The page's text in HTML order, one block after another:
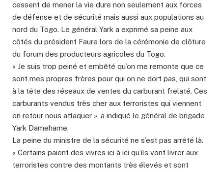
cessent de mener la vie dure non seulement aux forces
de défense et de sécurité mais aussi aux populations au
nord du Togo. Le général Yark a exprimé sa peine aux
côtés du président Faure lors de la cérémonie de clôture
du forum des producteurs agricoles du Togo.
« Je suis trop peiné et embêté qu’on me remonte que ce
sont mes propres frères pour qui on ne dort pas, qui sont
à la tête des réseaux de ventes du carburant frelaté. Ces
carburants vendus très cher aux terroristes qui viennent
en retour nous attaquer », a indiqué le général de brigade
Yark Damehame.
La peine du ministre de la sécurité ne s’est pas arrêté là.
« Certains paient des vivres ici à ici qu’ils vont livrer aux
terroristes contre des montants très élevés et sont